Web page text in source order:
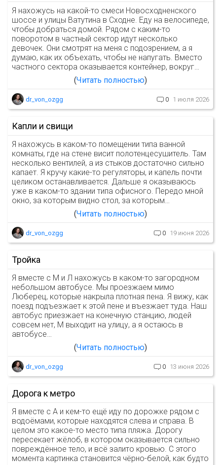
Я нахожусь на какой-то смеси Новосходненского
шоссе и улицы Ватутина в Сходне. Еду на велосипеде,
чтобы добраться домой. Рядом с каким-то
поворотом в частный сектор идут несколько
девочек. Они смотрят на меня с подозрением, а я
думаю, как их объехать, чтобы не напугать. Вместо
частного сектора оказывается контейнер, вокруг…
Читать полностью
dr_von_ozgg 0 1 июля 2026
Капли и свищи
Я нахожусь в каком-то помещении типа ванной
комнаты, где на стене висит полотенцесушитель. Там
несколько вентилей, а из стыков достаточно сильно
капает. Я кручу какие-то регуляторы, и капель почти
целиком останавливается. Дальше я оказываюсь
уже в каком-то здании типа офисного. Передо мной
окно, за которым видно стол, за которым…
Читать полностью
dr_von_ozgg 0 19 июня 2026
Тройка
Я вместе с М и Л нахожусь в каком-то загородном
небольшом автобусе. Мы проезжаем мимо
Люберец, которые накрыла плотная пена. Я вижу, как
поезд подъезжает к этой пене и въезжает туда. Наш
автобус приезжает на конечную станцию, людей
совсем нет, М выходит на улицу, а я остаюсь в
автобусе…
Читать полностью
dr_von_ozgg 0 13 июня 2026
Дорога к метро
Я вместе с А и кем-то ещё иду по дорожке рядом с
водоёмами, которые находятся слева и справа. В
целом это какое-то место типа пляжа. Дорогу
пересекает жёлоб, в котором оказывается сильно
повреждённое тело, и всё залито кровью. С этого
момента картинка становится чёрно-белой, как будто